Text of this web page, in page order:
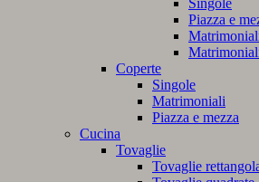
Piazza e
Coperte
Singole
Matrimoniali
Piazza e mezza
Cucina
Tovaglie
Tovaglie